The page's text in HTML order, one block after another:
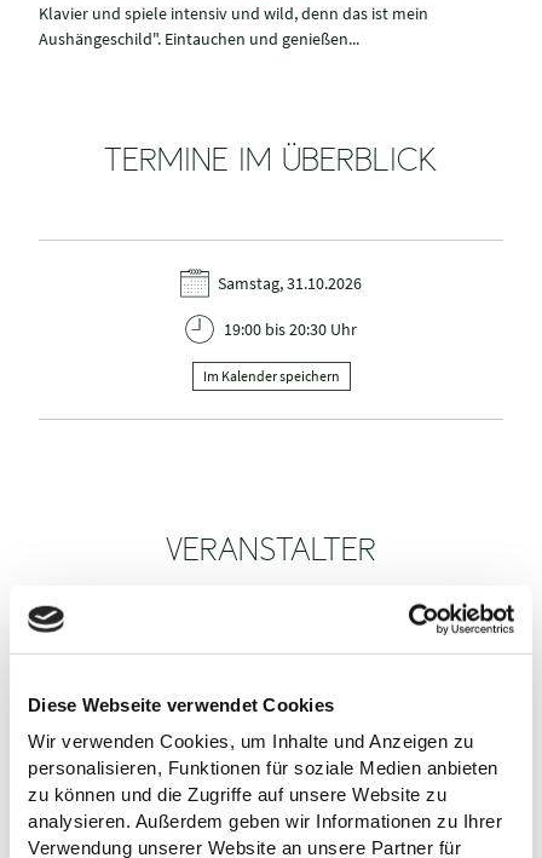
Diese Webseite verwendet Cookies
Wir verwenden Cookies, um Inhalte und Anzeigen zu
personalisieren, Funktionen für soziale Medien anbieten
zu können und die Zugriffe auf unsere Website zu
analysieren. Außerdem geben wir Informationen zu Ihrer
Verwendung unserer Website an unsere Partner für
Klavier und spiele intensiv und wild, denn das ist mein
Aushängeschild". Eintauchen und genießen...
TERMINE IM ÜBERBLICK
Samstag, 31.10.2026
19:00 bis 20:30 Uhr
Im Kalender speichern
VERANSTALTER
Kreis der Künste in Eutin e. V.
Bahnhofstr. 23-25
23701 Eutin
E-Mail:info@kunstkreis-eutin.de
Webseite:
www.kunstkreis-eutin.de
Anreise planen